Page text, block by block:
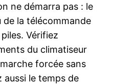
ne démarra pas : le
la télécommande
Vérifiez
du climatiseur
forcée sans
le temps de